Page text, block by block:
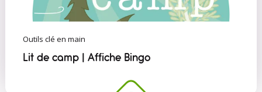
Outils clé en main
Lit de camp | Affiche Bingo